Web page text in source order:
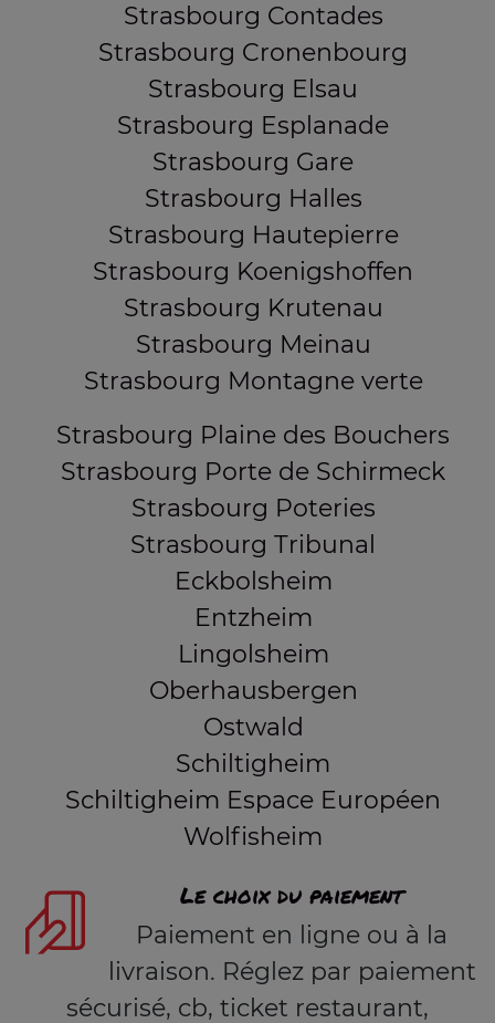
Strasbourg Contades
Strasbourg Cronenbourg
Strasbourg Elsau
Strasbourg Esplanade
Strasbourg Gare
Strasbourg Halles
Strasbourg Hautepierre
Strasbourg Koenigshoffen
Strasbourg Krutenau
Strasbourg Meinau
Strasbourg Montagne verte
Strasbourg Plaine des Bouchers
Strasbourg Porte de Schirmeck
Strasbourg Poteries
Strasbourg Tribunal
Eckbolsheim
Entzheim
Lingolsheim
Oberhausbergen
Ostwald
Schiltigheim
Schiltigheim Espace Européen
Wolfisheim
Le choix du paiement
Paiement en ligne ou à la
livraison. Réglez par paiement
sécurisé, cb, ticket restaurant,